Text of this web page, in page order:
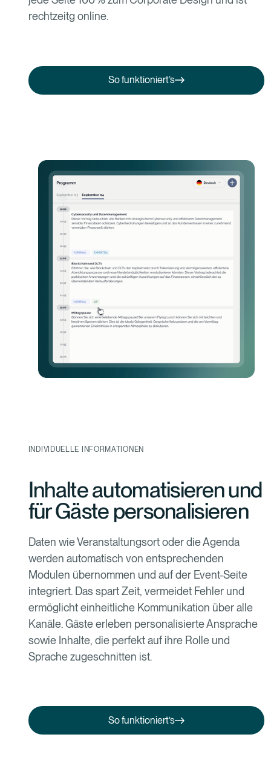
rechtzeitg online.
So funktioniert’s
INDIVIDUELLE INFORMATIONEN
Inhalte automatisieren und
für Gäste personalisieren
Daten wie Veranstaltungsort oder die Agenda
werden automatisch von entsprechenden
Modulen übernommen und auf der Event-Seite
integriert. Das spart Zeit, vermeidet Fehler und
ermöglicht einheitliche Kommunikation über alle
Kanäle. Gäste erleben personalisierte Ansprache
sowie Inhalte, die perfekt auf ihre Rolle und
Sprache zugeschnitten ist.
So funktioniert’s